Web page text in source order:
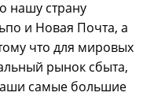
нашу страну
и Новая Почта, а
что для мировых
рынок сбыта,
самые большие